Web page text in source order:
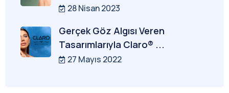
28 Nisan 2023
Gerçek Göz Algısı Veren
Tasarımlarıyla Claro® ...
27 Mayıs 2022